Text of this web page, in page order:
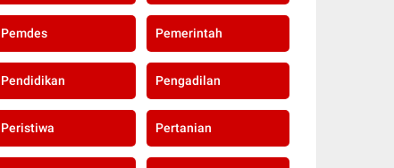
Pemdes Pemerintah
Pendidikan Pengadilan
Peristiwa Pertanian